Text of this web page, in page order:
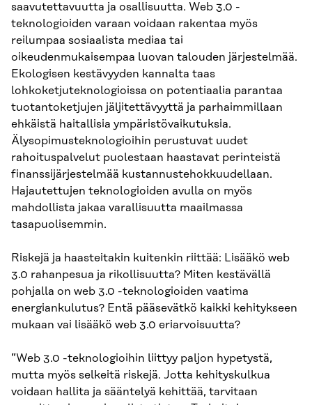
saavutettavuutta ja osallisuutta. Web 3.0 -
teknologioiden varaan voidaan rakentaa myös
reilumpaa sosiaalista mediaa tai
oikeudenmukaisempaa luovan talouden järjestelmää.
Ekologisen kestävyyden kannalta taas
lohkoketjuteknologioissa on potentiaalia parantaa
tuotantoketjujen jäljitettävyyttä ja parhaimmillaan
ehkäistä haitallisia ympäristövaikutuksia.
Älysopimusteknologioihin perustuvat uudet
rahoituspalvelut puolestaan haastavat perinteistä
finanssijärjestelmää kustannustehokkuudellaan.
Hajautettujen teknologioiden avulla on myös
mahdollista jakaa varallisuutta maailmassa
tasapuolisemmin.
Riskejä ja haasteitakin kuitenkin riittää: Lisääkö web
3.0 rahanpesua ja rikollisuutta? Miten kestävällä
pohjalla on web 3.0 -teknologioiden vaatima
energiankulutus? Entä pääsevätkö kaikki kehitykseen
mukaan vai lisääkö web 3.0 eriarvoisuutta?
”Web 3.0 -teknologioihin liittyy paljon hypetystä,
mutta myös selkeitä riskejä. Jotta kehityskulkua
voidaan hallita ja sääntelyä kehittää, tarvitaan